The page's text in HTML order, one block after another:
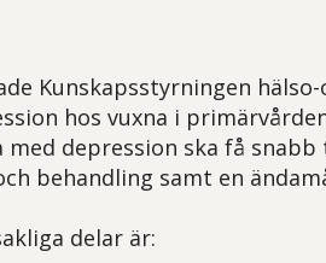
Kunskapsstyrningen
hos vuxna i
depression ska få
behandling samt en
delar är: